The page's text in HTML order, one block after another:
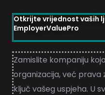
Otkrijte vrijednost vaših
EmployerValuePro
Zamislite kompaniju
organizacija, već prava
ključ vašeg uspjeha. U